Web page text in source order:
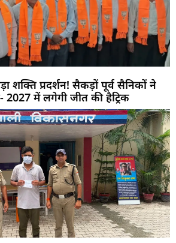
शक्ति प्रदर्शन! सैकड़ों पूर्व सैनिकों ने
2027 में लगेगी जीत की हैट्रिक